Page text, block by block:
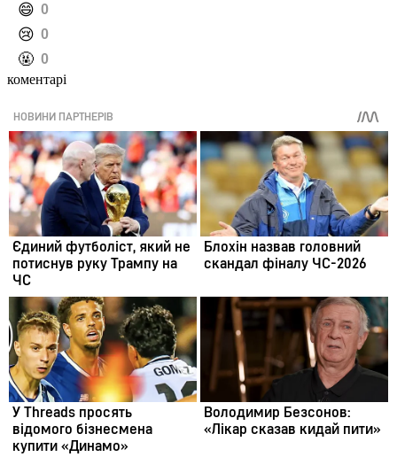
️😄 0
️😢 0
️🤬 0
коментарі